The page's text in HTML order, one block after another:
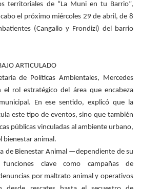
territoriales de “La Muni en tu Barrio”,
el próximo miércoles 29 de abril, de 8
(Cangallo y Frondizi) del barrio
ARTICULADO
de Políticas Ambientales, Mercedes
rol estratégico del área que encabeza
En ese sentido, explicó que la
este tipo de eventos, sino que también
públicas vinculadas al ambiente urbano,
bienestar animal.
de Bienestar Animal —dependiente de su
funciones clave como campañas de
por maltrato animal y operativos